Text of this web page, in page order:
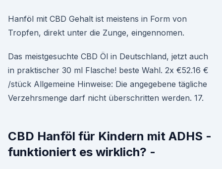
Hanföl mit CBD Gehalt ist meistens in Form von
Tropfen, direkt unter die Zunge, eingennomen.
Das meistgesuchte CBD Öl in Deutschland, jetzt auch
in praktischer 30 ml Flasche! beste Wahl. 2x €52.16 €
/stück Allgemeine Hinweise: Die angegebene tägliche
Verzehrsmenge darf nicht überschritten werden. 17.
CBD Hanföl für Kindern mit ADHS -
funktioniert es wirklich? -